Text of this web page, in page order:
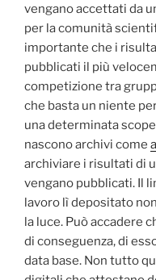
vengano accettati da
per la comunità
importante che i
pubblicati il più
competizione tra
che basta un niente
una determinata
nascono archivi come
archiviare i risultati di
vengano pubblicati. Il
lavoro lì depositato
la luce. Può accadere
di conseguenza, di
data base. Non tutto